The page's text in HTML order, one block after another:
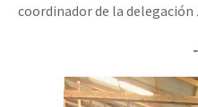
coordinador de la